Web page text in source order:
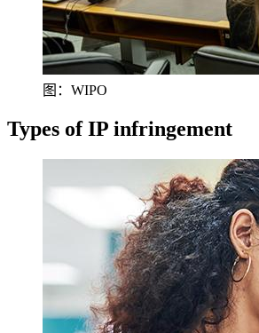
图：WIPO
Types of IP infringement